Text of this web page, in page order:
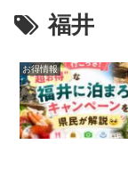
福井
お得情報